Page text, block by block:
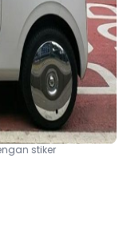
stiker